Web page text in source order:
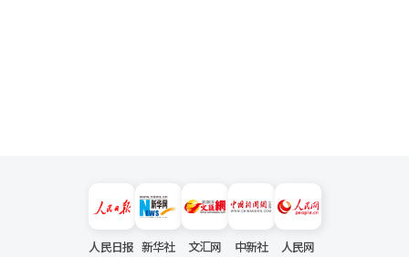
人民日报 新华社 文汇网 中新社 人民网